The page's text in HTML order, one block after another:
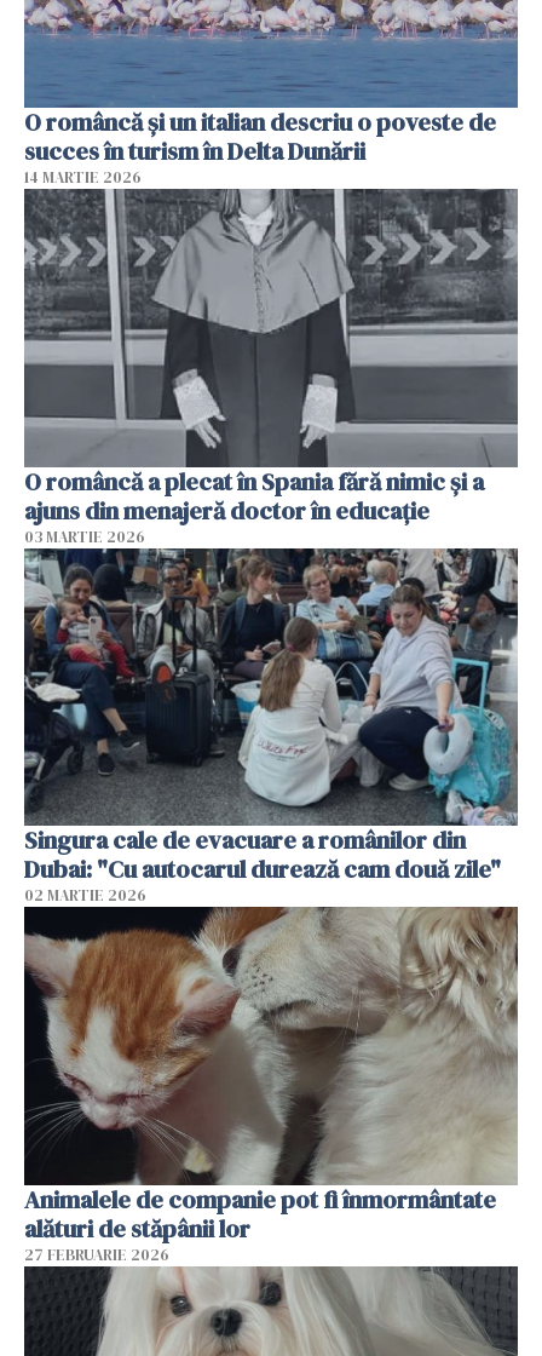
O româncă și un italian descriu o poveste de
succes în turism în Delta Dunării
14 MARTIE 2026
O româncă a plecat în Spania fără nimic și a
ajuns din menajeră doctor în educație
03 MARTIE 2026
Singura cale de evacuare a românilor din
Dubai: "Cu autocarul durează cam două zile"
02 MARTIE 2026
Animalele de companie pot fi înmormântate
alături de stăpânii lor
27 FEBRUARIE 2026